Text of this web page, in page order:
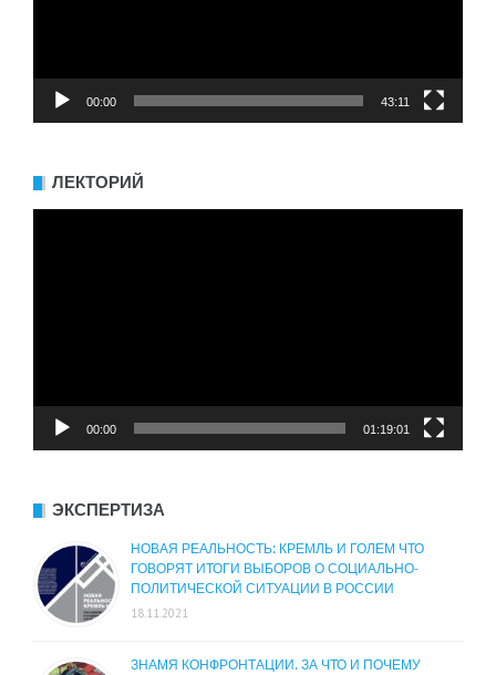
00:00 43:11
ЛЕКТОРИЙ
00:00 01:19:01
ЭКСПЕРТИЗА
НОВАЯ РЕАЛЬНОСТЬ: КРЕМЛЬ И ГОЛЕМ ЧТО
ГОВОРЯТ ИТОГИ ВЫБОРОВ О СОЦИАЛЬНО-
ПОЛИТИЧЕСКОЙ СИТУАЦИИ В РОССИИ
18.11.2021
ЗНАМЯ КОНФРОНТАЦИИ. ЗА ЧТО И ПОЧЕМУ